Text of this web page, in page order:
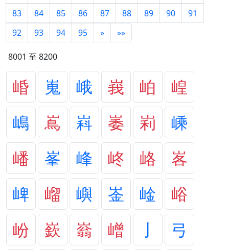
83
84 85 86 87 88 89 90
91
92
93 94 95 » »»
8001 至 8200
崏 嵬 峨 峩 岶
崲
嶋
嶌 嵙 崣 峲
嵊
嶓
峯 峰 峂 峈
峉
崥
嵧 嶼 崟 崯
峪
岎
嶔 嵡 嶒 亅
弓